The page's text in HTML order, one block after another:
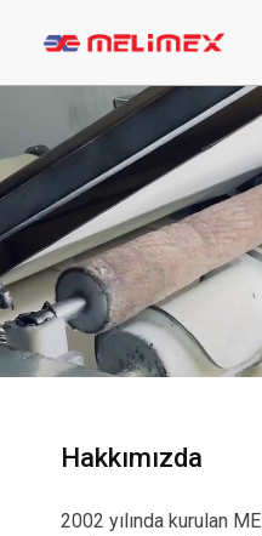
Hakkımızda
2002 yılında kurulan